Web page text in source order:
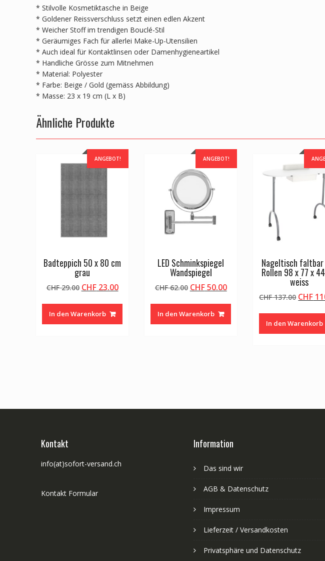
* Stilvolle Kosmetiktasche in Beige
* Goldener Reissverschluss setzt einen edlen Akzent
* Weicher Stoff im trendigen Bouclé-Stil
* Geräumiges Fach für allerlei Make-Up-Utensilien
* Auch ideal für Kontaktlinsen oder Damenhygieneartikel
* Handliche Grösse zum Mitnehmen
* Material: Polyester
* Farbe: Beige / Gold (gemäss Abbildung)
* Masse: 23 x 19 cm (L x B)
Ähnliche Produkte
ANGEBOT!
Badteppich 50 x 80 cm
grau
CHF29.00 Ursprünglicher
war:
CHF 29.00
CHF23.00Aktueller
In den Warenkorb
ANGEBOT!
LED Schminkspiegel
Wandspiegel
CHF62.00 Ursprünglicher
war:
CHF 62.00
CHF50.00Aktueller
In den Warenkorb
Nageltisch
Rollen 98 x 77 x
weiss
CHF137.00
war:
CHF
CHF
In den Warenkorb
Kontakt
info(at)sofort-versand.ch
Kontakt Formular
Information
Das sind wir
AGB & Datenschutz
Impressum
Lieferzeit / Versandkosten
Privatsphäre und Datenschutz